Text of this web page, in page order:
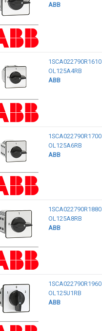
ABB
1SCA022790R1610
OL125A4RB
ABB
1SCA022790R1700
OL125A6RB
ABB
1SCA022790R1880
OL125A8RB
ABB
1SCA022790R1960
OL125U1RB
ABB